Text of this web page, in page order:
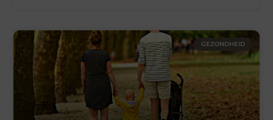
GEZONDHEID